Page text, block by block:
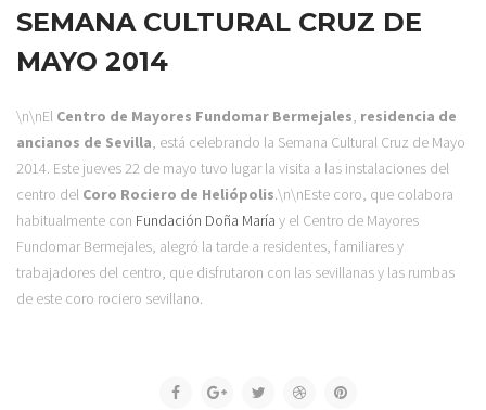
SEMANA CULTURAL CRUZ DE
MAYO 2014
\n\nEl Centro de Mayores Fundomar Bermejales, residencia de
ancianos de Sevilla, está celebrando la Semana Cultural Cruz de Mayo
2014. Este jueves 22 de mayo tuvo lugar la visita a las instalaciones del
centro del Coro Rociero de Heliópolis.\n\nEste coro, que colabora
habitualmente con Fundación Doña María y el Centro de Mayores
Fundomar Bermejales, alegró la tarde a residentes, familiares y
trabajadores del centro, que disfrutaron con las sevillanas y las rumbas
de este coro rociero sevillano.